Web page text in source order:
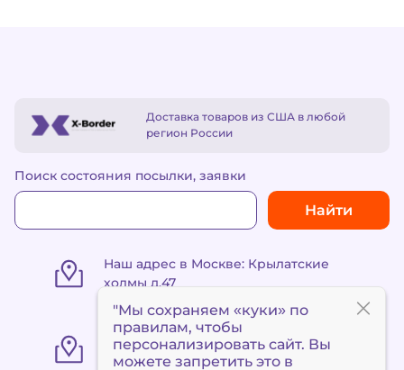
Доставка товаров из США в любой
регион России
Поиск состояния посылки, заявки
Найти
Наш адрес в Москве: Крылатские
холмы д.47
«Пункт выдачи Метро
«Сокольники» ул. Маленковская 32,
"Мы сохраняем «куки» по
правилам, чтобы
персонализировать сайт. Вы
можете запретить это в